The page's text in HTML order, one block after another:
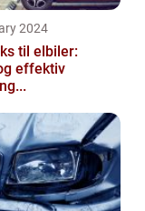
2024
til elbiler:
effektiv